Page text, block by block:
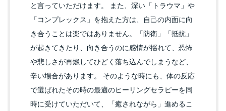
と言っていただけます。 また、深い「トラウマ」や
「コンプレックス」を抱えた方は、自己の内面に向
き合うことは楽ではありません。「防衛」「抵抗」
が起きてきたり、向き合うのに感情が揺れて、恐怖
や悲しさが再燃してひどく落ち込んでしまうなど、
辛い場合があります。 そのような時にも、体の反応
で選ばれたその時の最適のヒーリングセラピーを同
時に受けていただいて、「癒されながら」進めるこ